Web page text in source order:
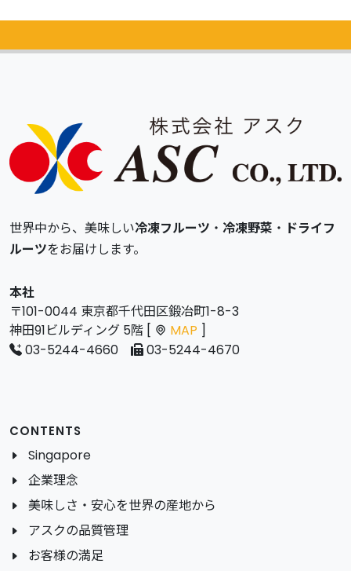
カタログ無料請求
世界中から、美味しい冷凍フルーツ ・ 冷凍野菜 ・ ドライフ
ルーツをお届けします。
本社
〒101-0044 東京都千代田区鍛冶町1-8-3
神田91ビルディング 5階 [
MAP ]
03-5244-4660
03-5244-4670
CONTENTS
Singapore
企業理念
美味しさ・安心を世界の産地から
アスクの品質管理
お客様の満足